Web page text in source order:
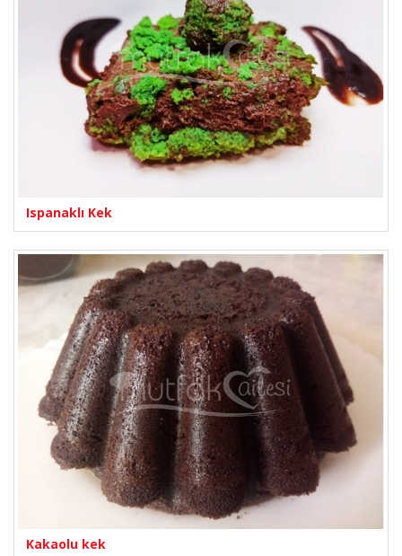
Ispanaklı Kek
Kakaolu kek